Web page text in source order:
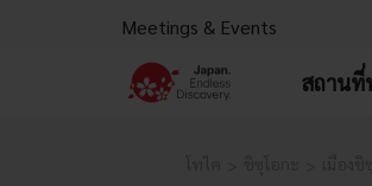
Meetings & Events
สถานที่